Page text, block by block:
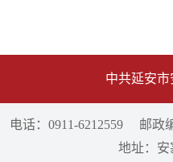
中共延安
电话：0911-6212559 邮政
地址：安